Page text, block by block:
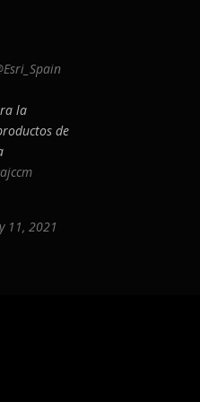
la
de
11, 2021